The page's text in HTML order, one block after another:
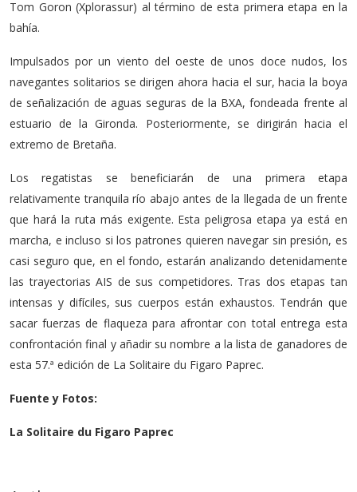
Tom Goron (Xplorassur) al término de esta primera etapa en la
bahía.
Impulsados ​​por un viento del oeste de unos doce nudos, los
navegantes solitarios se dirigen ahora hacia el sur, hacia la boya
de señalización de aguas seguras de la BXA, fondeada frente al
estuario de la Gironda. Posteriormente, se dirigirán hacia el
extremo de Bretaña.
Los regatistas se beneficiarán de una primera etapa
relativamente tranquila río abajo antes de la llegada de un frente
que hará la ruta más exigente. Esta peligrosa etapa ya está en
marcha, e incluso si los patrones quieren navegar sin presión, es
casi seguro que, en el fondo, estarán analizando detenidamente
las trayectorias AIS de sus competidores. Tras dos etapas tan
intensas y difíciles, sus cuerpos están exhaustos. Tendrán que
sacar fuerzas de flaqueza para afrontar con total entrega esta
confrontación final y añadir su nombre a la lista de ganadores de
esta 57.ª edición de La Solitaire du Figaro Paprec.
Fuente y Fotos:
La Solitaire du Figaro Paprec